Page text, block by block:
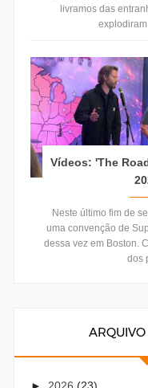
livramos das
explodiram
Vídeos: 'The
Neste último fim de
uma convenção de
dessa vez em Boston.
dos
► 2026 (23)